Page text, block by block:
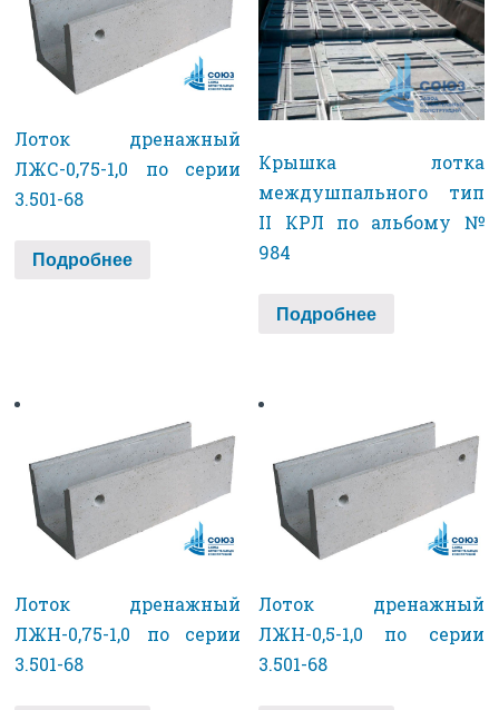
Лоток дренажный
ЛЖС-0,75-1,0 по серии
3.501-68
Подробнее
Крышка лотка
междушпального тип
II КРЛ по альбому №
984
Подробнее
Лоток дренажный
ЛЖН-0,75-1,0 по серии
3.501-68
Лоток дренажный
ЛЖН-0,5-1,0 по серии
3.501-68